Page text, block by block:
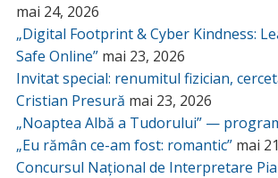
mai 24, 2026
„Digital Footprint & Cyber Kindness:
Safe Online” mai 23, 2026
Invitat special: renumitul fizician,
Cristian Presură mai 23, 2026
„Noaptea Albă a Tudorului” —
„Eu rămân ce-am fost: romantic” mai
Concursul Național de Interpretare